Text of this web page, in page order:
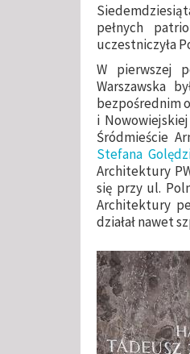
pełnych
uczestniczyła
W pierwszej
Warszawska
bezpośrednim
i
Śródmieście
Stefana
Architektury
się przy ul.
Architektury
działał nawet